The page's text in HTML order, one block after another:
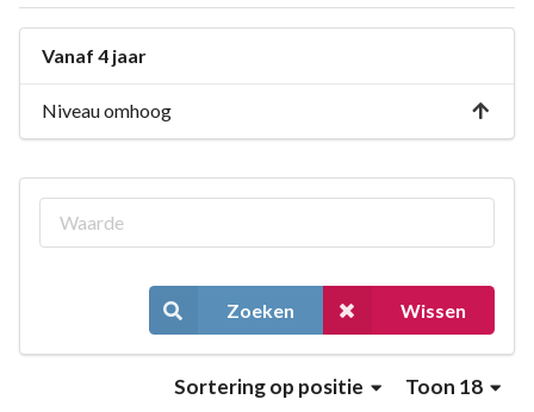
Vanaf 4 jaar
Niveau omhoog
Zoeken Wissen
Toon 18
Sorteringop positie